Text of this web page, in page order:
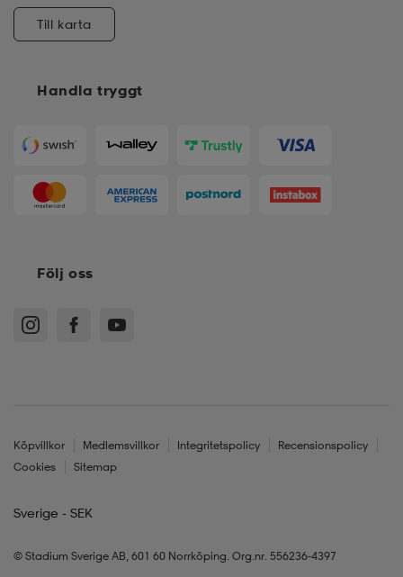
Handla tryggt
Till karta
Följ oss
Köpvillkor Medlemsvillkor Integritetspolicy
Recensionspolicy
Cookies
Sitemap
Sverige - SEK
© Stadium Sverige AB, 601 60 Norrköping. Org.nr. 556236-4397